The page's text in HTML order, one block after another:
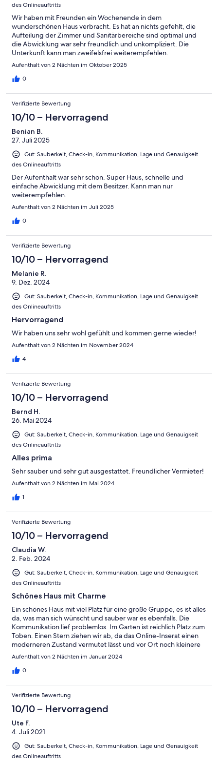
des Onlineauftritts
Wir haben mit Freunden ein Wochenende in dem
wunderschönen Haus verbracht. Es hat an nichts gefehlt, die
Aufteilung der Zimmer und Sanitärbereiche sind optimal und
die Abwicklung war sehr freundlich und unkompliziert. Die
Unterkunft kann man zweifelsfrei weiterempfehlen.
Aufenthalt von 2 Nächten im Oktober 2025
0
Verifizierte Bewertung
10/10 – Hervorragend
Benian B.
27. Juli 2025
Gut: Sauberkeit, Check-in, Kommunikation, Lage und Genauigkeit
des Onlineauftritts
Der Aufenthalt war sehr schön. Super Haus, schnelle und
einfache Abwicklung mit dem Besitzer. Kann man nur
weiterempfehlen.
Aufenthalt von 2 Nächten im Juli 2025
0
Verifizierte Bewertung
10/10 – Hervorragend
Melanie R.
9. Dez. 2024
Gut: Sauberkeit, Check-in, Kommunikation, Lage und Genauigkeit
des Onlineauftritts
Hervorragend
Wir haben uns sehr wohl gefühlt und kommen gerne wieder!
Aufenthalt von 2 Nächten im November 2024
4
Verifizierte Bewertung
10/10 – Hervorragend
Bernd H.
26. Mai 2024
Gut: Sauberkeit, Check-in, Kommunikation, Lage und Genauigkeit
des Onlineauftritts
Alles prima
Sehr sauber und sehr gut ausgestattet. Freundlicher Vermieter!
Aufenthalt von 2 Nächten im Mai 2024
1
Verifizierte Bewertung
10/10 – Hervorragend
Claudia W.
2. Feb. 2024
Gut: Sauberkeit, Check-in, Kommunikation, Lage und Genauigkeit
des Onlineauftritts
Schönes Haus mit Charme
Ein schönes Haus mit viel Platz für eine große Gruppe, es ist alles
da, was man sich wünscht und sauber war es ebenfalls. Die
Kommunikation lief problemlos. Im Garten ist reichlich Platz zum
Toben. Einen Stern ziehen wir ab, da das Online-Inserat einen
moderneren Zustand vermutet lässt und vor Ort noch kleinere
Baustellen vorzufinden sind. Ansonsten ist das Haus wirklich toll!
Aufenthalt von 2 Nächten im Januar 2024
0
Verifizierte Bewertung
10/10 – Hervorragend
Ute F.
4. Juli 2021
Gut: Sauberkeit, Check-in, Kommunikation, Lage und Genauigkeit
des Onlineauftritts